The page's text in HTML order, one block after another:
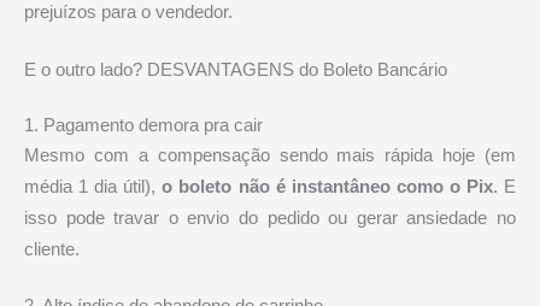
prejuízos para o vendedor.
E o outro lado? DESVANTAGENS do Boleto Bancário
1. Pagamento demora pra cair
Mesmo com a compensação sendo mais rápida hoje (em
média 1 dia útil),o boleto não é instantâneo como o Pix. E
isso pode travar o envio do pedido ou gerar ansiedade no
cliente.